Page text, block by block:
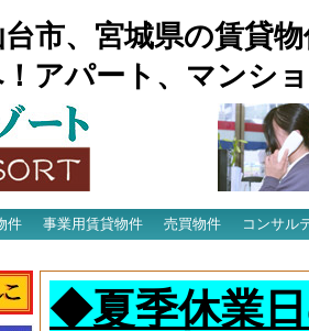
市、宮城県の賃貸
アパート、マンシ
件 事業用賃貸物件 売買物件
コンサル
◆夏季休業